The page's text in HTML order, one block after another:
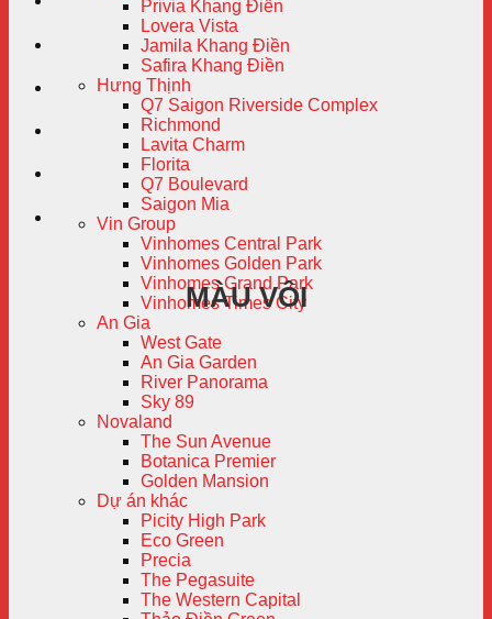
Privia Khang Điền
Lovera Vista
Jamila Khang Điền
Safira Khang Điền
Hưng Thịnh
Q7 Saigon Riverside Complex
Richmond
Lavita Charm
Florita
Q7 Boulevard
Saigon Mia
Vin Group
Vinhomes Central Park
Vinhomes Golden Park
Vinhomes Grand Park
Vinhomes Times City
An Gia
West Gate
An Gia Garden
River Panorama
Sky 89
Novaland
The Sun Avenue
Botanica Premier
Golden Mansion
Dự án khác
Picity High Park
Eco Green
Precia
The Pegasuite
The Western Capital
MÀU VÔI